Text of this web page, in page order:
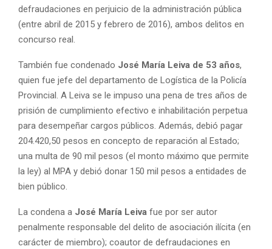
defraudaciones en perjuicio de la administración pública
(entre abril de 2015 y febrero de 2016), ambos delitos en
concurso real.
También fue condenado José María Leiva de 53 años,
quien fue jefe del departamento de Logística de la Policía
Provincial. A Leiva se le impuso una pena de tres años de
prisión de cumplimiento efectivo e inhabilitación perpetua
para desempeñar cargos públicos. Además, debió pagar
204.420,50 pesos en concepto de reparación al Estado;
una multa de 90 mil pesos (el monto máximo que permite
la ley) al MPA y debió donar 150 mil pesos a entidades de
bien público.
La condena a José María Leiva fue por ser autor
penalmente responsable del delito de asociación ilícita (en
carácter de miembro); coautor de defraudaciones en